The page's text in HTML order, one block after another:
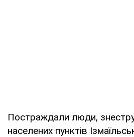
Постраждали люди,
населених пунктів